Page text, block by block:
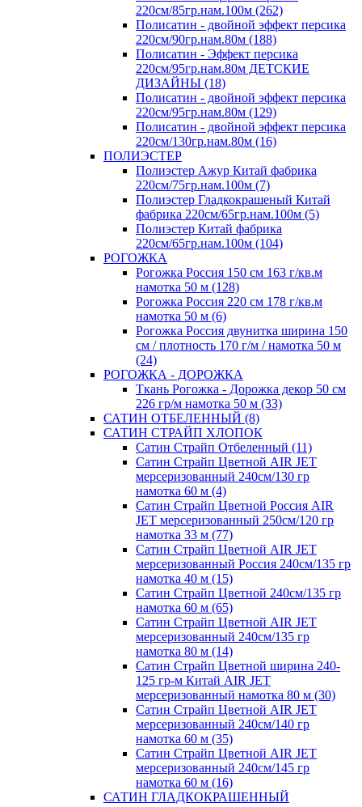
220см/85гр.нам.100м (262)
Полисатин - двойной эффект персика
220см/90гр.нам.80м (188)
Полисатин - Эффект персика
220см/95гр.нам.80м ДЕТСКИЕ
ДИЗАЙНЫ (18)
Полисатин - двойной эффект персика
220см/95гр.нам.80м (129)
Полисатин - двойной эффект персика
220см/130гр.нам.80м (16)
ПОЛИЭСТЕР
Полиэстер Ажур Китай фабрика
220см/75гр.нам.100м (7)
Полиэстер Гладкокрашеный Китай
фабрика 220см/65гр.нам.100м (5)
Полиэстер Китай фабрика
220см/65гр.нам.100м (104)
РОГОЖКА
Рогожка Россия 150 см 163 г/кв.м
намотка 50 м (128)
Рогожка Россия 220 см 178 г/кв.м
намотка 50 м (6)
Рогожка Россия двунитка ширина 150
см / плотность 170 г/м / намотка 50 м
(24)
РОГОЖКА - ДОРОЖКА
Ткань Рогожка - Дорожка декор 50 см
226 гр/м намотка 50 м (33)
САТИН ОТБЕЛЕННЫЙ (8)
САТИН СТРАЙП ХЛОПОК
Сатин Страйп Отбеленный (11)
Сатин Страйп Цветной AIR JET
мерсеризованный 240см/130 гр
намотка 60 м (4)
Сатин Страйп Цветной Россия AIR
JET мерсеризованный 250см/120 гр
намотка 33 м (77)
Сатин Страйп Цветной AIR JET
мерсеризованный Россия 240см/135 гр
намотка 40 м (15)
Сатин Страйп Цветной 240см/135 гр
намотка 60 м (65)
Сатин Страйп Цветной AIR JET
мерсеризованный 240см/135 гр
намотка 80 м (14)
Сатин Страйп Цветной ширина 240-
125 гр-м Китай AIR JET
мерсеризованный намотка 80 м (30)
Сатин Страйп Цветной AIR JET
мерсеризованный 240см/140 гр
намотка 60 м (35)
Сатин Страйп Цветной AIR JET
мерсеризованный 240см/145 гр
намотка 60 м (16)
САТИН ГЛАДКОКРАШЕННЫЙ